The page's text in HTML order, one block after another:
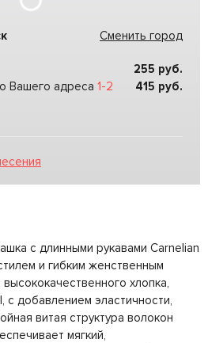
Сменить город
255 руб.
Вашего адреса 1-2
415 руб.
с длинными рукавами Carnelian
и гибким женственным
хлопка,
с добавлением эластичности,
витая структура волокон
мягкий,